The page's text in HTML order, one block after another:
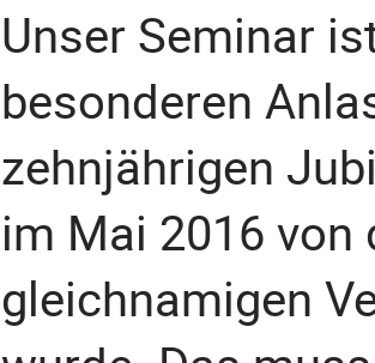
Unser Seminar
besonderen
zehnjährigen
im Mai 2016 von
gleichnamigen